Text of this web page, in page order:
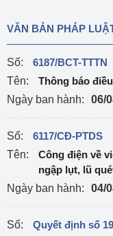
VĂN BẢN PHÁP
Số:
6187/BCT-TTTN
Tên:
Thông báo
Ngày ban hành:
06/
Số:
6117/CĐ-PTDS
Tên:
Công điện về
ngập lụt, lũ
Ngày ban hành:
04/
Số:
Quyết định số